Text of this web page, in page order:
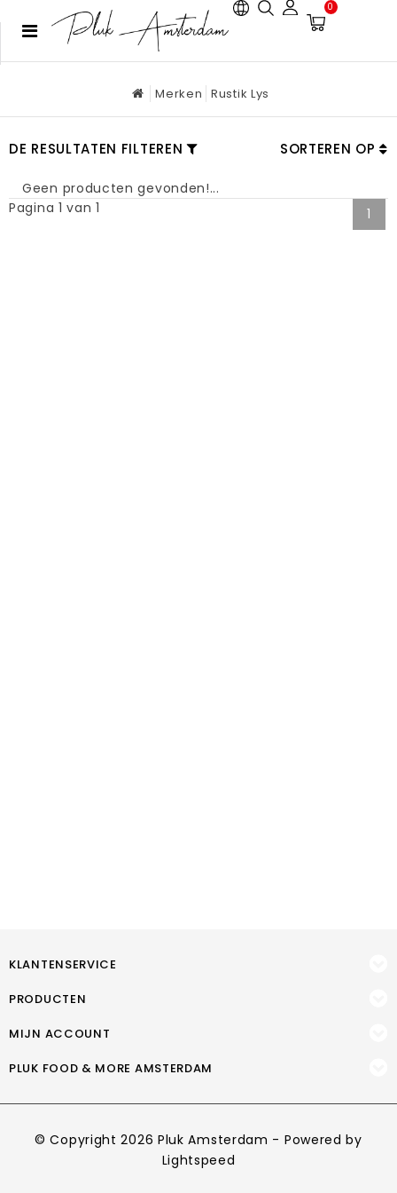
0
Merken Rustik Lys
DE RESULTATEN FILTEREN SORTEREN OP
Geen producten gevonden!...
Pagina 1 van 1
1
KLANTENSERVICE
PRODUCTEN
MIJN ACCOUNT
PLUK FOOD & MORE AMSTERDAM
© Copyright 2026 Pluk Amsterdam - Powered by
Lightspeed